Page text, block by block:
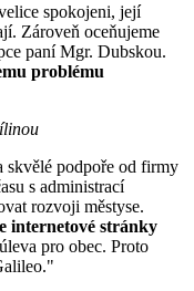
spokojeni, její
Zároveň oceňujeme
paní Mgr. Dubskou.
problému
skvělé podpoře od firmy
s administrací
rozvoji městyse.
internetové stránky
pro obec. Proto